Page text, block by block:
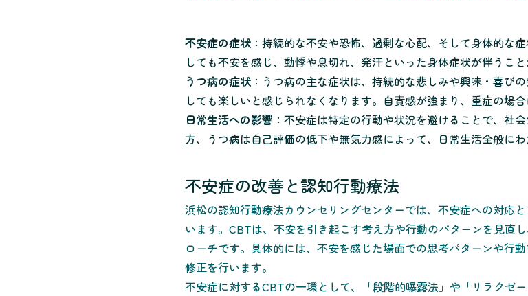
不安症の症状：持続的な不安や恐怖、過剰な心配、そして身体的な
しても不安を感じ、動悸や息切れ、発汗といった身体症状が伴うこと
うつ病の症状：うつ病の主な症状は、持続的な悲しみや興味・喜び
しても楽しいと感じられなくなります。自責感が強まり、重症の場
日常生活への影響 ：不安症は特定の行動や状況を避けることで、社
方、うつ病は自己評価の低下や無気力感によって、日常生活全般にわ
不安症の改善と認知行動療法
浜松の認知行動療法カウンセリングセンターでは、不安症への対応
います。CBTは、不安を引き起こす考え方や行動のパターンを見直
ローチです。具体的には、不安を感じた場面での思考パターンや行
修正を行います。
不安症に対するCBTの一環として、「段階的曝露法」や「リラクゼ